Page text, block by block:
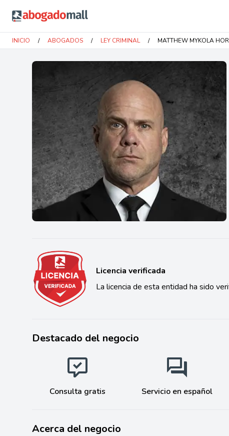
Abogadomall
INICIO / ABOGADOS / LEY CRIMINAL / MATTHEW MYKOLA
Licencia verificada
La licencia de esta entidad ha sido
Destacado del negocio
Consulta gratis Servicio en español
Acerca del negocio